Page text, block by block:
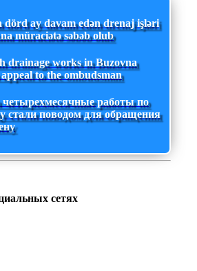
dörd ay davam edən drenaj işləri
müraciətə səbəb olub
drainage works in Buzovna
to the ombudsman
четырехмесячные работы по
стали поводом для обращения
сетях